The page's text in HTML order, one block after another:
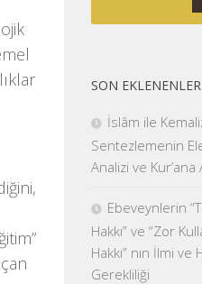
SON EKLENENLER
İslâm ile
Sentezlemenin
Analizi ve Kur’ana
Ebeveynlerin
Hakkı” ve “Zor
Hakkı” nın İlmi ve
Gerekliliği